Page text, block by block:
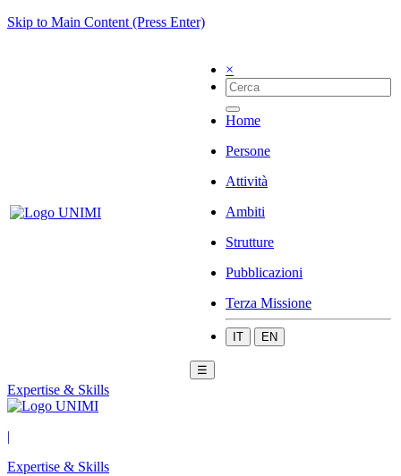
Skip to Main Content (Press Enter)
×
Home
Persone
Attività
Ambiti
Strutture
Pubblicazioni
Terza Missione
IT EN
☰
Expertise & Skills
|
Expertise & Skills